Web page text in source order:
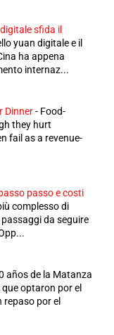
sfida il
yuan digitale e il
ha appena
internaz...
Dinner- Food-
they hurt
fail as a revenue-
passo e costi
complesso di
da seguire
años de la Matanza
optaron por el
por el